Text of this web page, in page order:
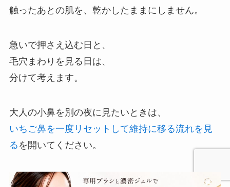
触ったあとの肌を、乾かしたままにしません。
急いで押さえ込む日と、
毛穴まわりを見る日は、
分けて考えます。
大人の小鼻を別の夜に見たいときは、
いちご鼻を一度リセットして維持に移る流れを見
る を開いてください。